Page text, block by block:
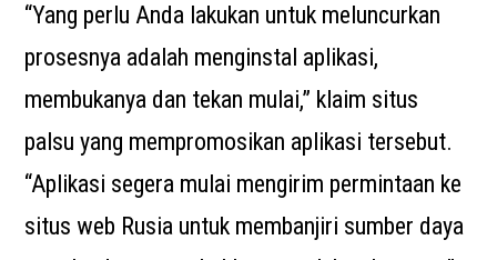
“Yang perlu Anda lakukan untuk meluncurkan
prosesnya adalah menginstal aplikasi,
membukanya dan tekan mulai,” klaim situs
palsu yang mempromosikan aplikasi tersebut.
“Aplikasi segera mulai mengirim permintaan ke
situs web Rusia untuk membanjiri sumber daya